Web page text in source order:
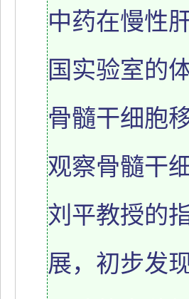
中药在慢性
国实验室的
骨髓干细胞
观察骨髓干
刘平教授的
展，初步发